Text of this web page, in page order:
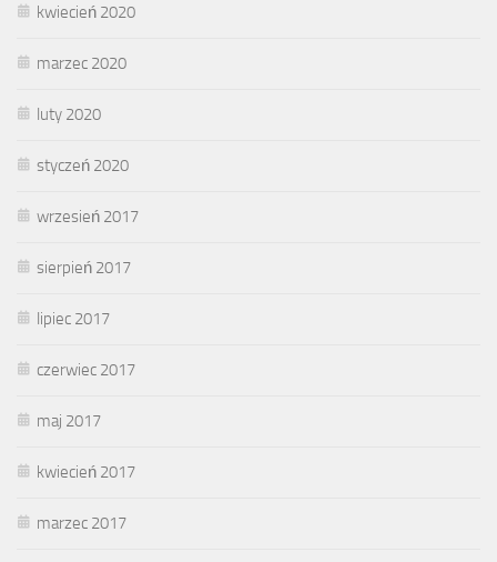
kwiecień 2020
marzec 2020
luty 2020
styczeń 2020
wrzesień 2017
sierpień 2017
lipiec 2017
czerwiec 2017
maj 2017
kwiecień 2017
marzec 2017